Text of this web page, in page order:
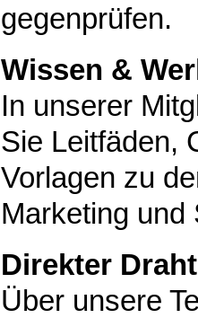
gegenprüfen.
Wissen &
In unserer
Sie Leitfäden,
Vorlagen zu
Marketing und
Direkter Draht
Über unsere